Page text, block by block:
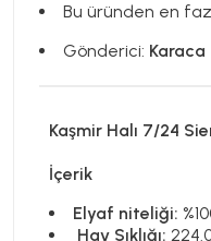
Bu üründen en
Gönderici: Karaca
Kaşmir Halı 7/24
İçerik
Elyaf niteliği:
Hav Sıklığı: